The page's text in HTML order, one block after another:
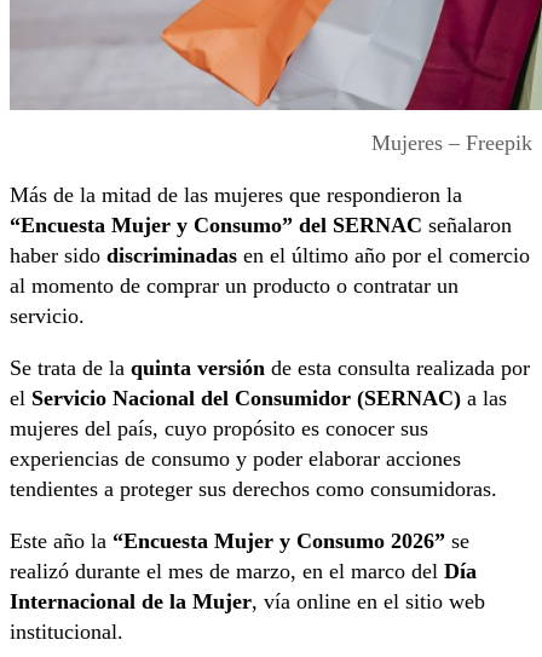
Mujeres – Freepik
Más de la mitad de las mujeres que respondieron la
“Encuesta Mujer y Consumo” del SERNAC señalaron
haber sido discriminadas en el último año por el comercio
al momento de comprar un producto o contratar un
servicio.
Se trata de la quinta versión de esta consulta realizada por
el Servicio Nacional del Consumidor (SERNAC) a las
mujeres del país, cuyo propósito es conocer sus
experiencias de consumo y poder elaborar acciones
tendientes a proteger sus derechos como consumidoras.
Este año la “Encuesta Mujer y Consumo 2026” se
realizó durante el mes de marzo, en el marco del Día
Internacional de la Mujer, vía online en el sitio web
institucional.